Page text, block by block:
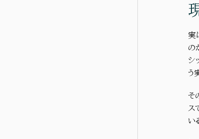
実
の
シ
う
そ
ス
い